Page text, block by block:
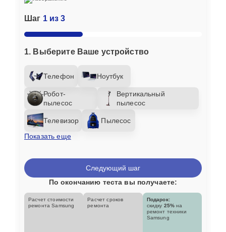
Шаг 1 из 3
1. Выберите Ваше устройство
Телефон Ноутбук
Робот-
пылесос
Вертикальный
пылесос
Телевизор
Пылесос
Показать еще
Следующий шаг
По окончанию теста вы получаете:
Расчет стоимости
ремонта Samsung
Расчет сроков
ремонта
Подарок:
скидку 25% на
ремонт техники
Samsung